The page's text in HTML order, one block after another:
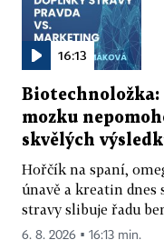
16:13
Biotechnoložka:
mozku
skvělých
Hořčík na spaní,
únavě a kreatin dnes
stravy slibuje řadu
6. 8. 2026 ▪ 16:13 min.